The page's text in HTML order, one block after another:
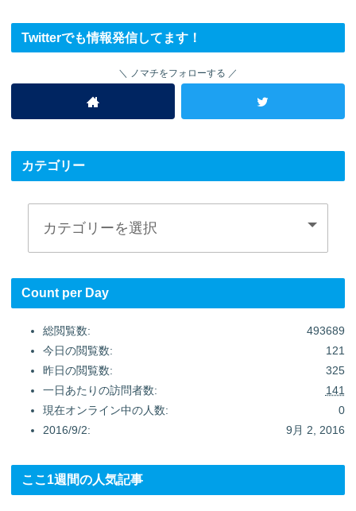
Twitterでも情報発信してます！
ノマチをフォローする
カテゴリー
Count per Day
493689
総閲覧数:
121
今日の閲覧数:
325
昨日の閲覧数:
141
一日あたりの訪問者数:
0
現在オンライン中の人数:
9月 2, 2016
2016/9/2:
ここ1週間の人気記事